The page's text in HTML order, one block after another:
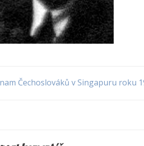
Čechoslováků v Singapuru roku